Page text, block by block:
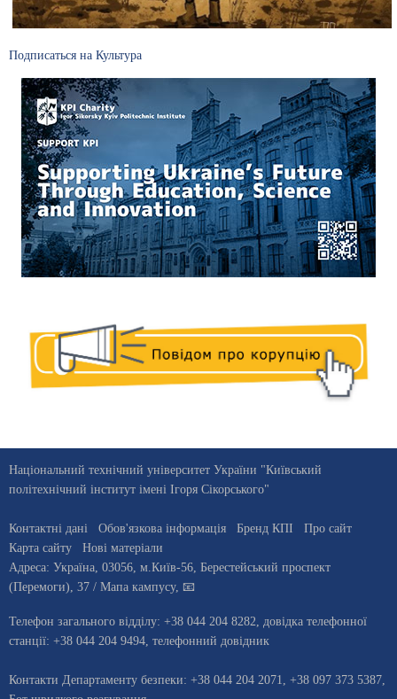
Подписаться на Культура
Національний технічний університет України "Київський
політехнічний інститут імені Ігоря Сікорського"
Контактні дані Обов'язкова інформація Бренд КПІ
Про сайт
Карта сайту
Нові матеріали
Адреса: Україна 03056 , м. Київ-56, Берестейський проспект
(Перемоги), 37 / Мапа кампусу, 📧
Телефон загального відділу: +38 044 204 8282 , довiдка телефонної
станцiї: +38 044 204 9494 телефонний довідник
Контакти Департаменту безпеки: +38 044 204 2071, +38 097 373 5387,